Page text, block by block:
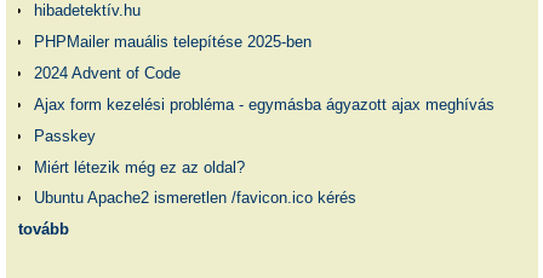
hibadetektív.hu
PHPMailer mauális telepítése 2025-ben
2024 Advent of Code
Ajax form kezelési probléma - egymásba ágyazott ajax meghívás
Passkey
Miért létezik még ez az oldal?
Ubuntu Apache2 ismeretlen /favicon.ico kérés
tovább